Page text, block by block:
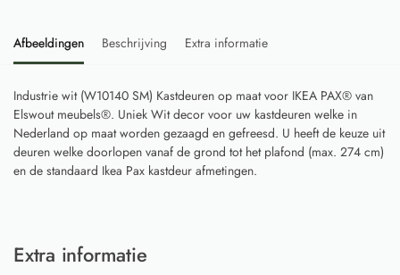
Afbeeldingen Beschrijving Extra informatie
Industrie wit (W10140 SM) Kastdeuren op maat voor IKEA PAX® van
Elswout meubels®. Uniek Wit decor voor uw kastdeuren welke in
Nederland op maat worden gezaagd en gefreesd. U heeft de keuze uit
deuren welke doorlopen vanaf de grond tot het plafond (max. 274 cm)
en de standaard Ikea Pax kastdeur afmetingen.
Extra informatie